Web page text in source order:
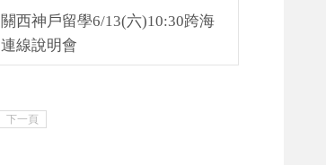
關西神戶留學6/13(六)10:30跨海
連線說明會